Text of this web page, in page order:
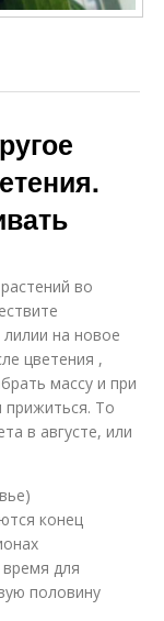
во
на новое
цветения ,
массу и при
прижиться. То
в августе, или
конец
для
половину